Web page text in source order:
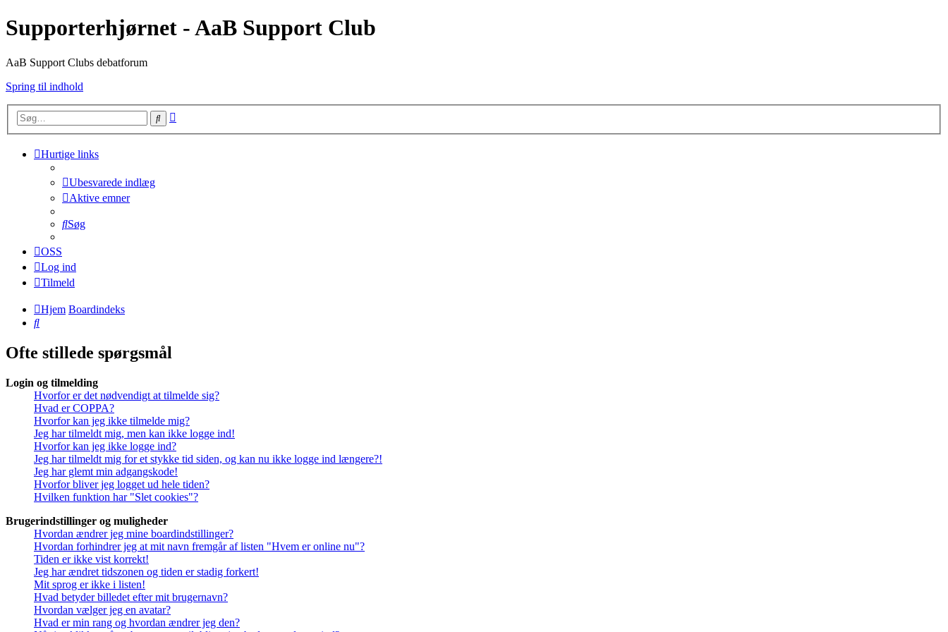
Supporterhjørnet - AaB Support Club
AaB Support Clubs debatforum
Spring til indhold
Søg
Hurtige links
Ubesvarede indlæg
Aktive emner
Søg
OSS
Log ind
Tilmeld
Hjem Boardindeks
Søg
Ofte stillede spørgsmål
Login og tilmelding
Hvorfor er det nødvendigt at tilmelde sig?
Hvad er COPPA?
Hvorfor kan jeg ikke tilmelde mig?
Jeg har tilmeldt mig, men kan ikke logge ind!
Hvorfor kan jeg ikke logge ind?
Jeg har tilmeldt mig for et stykke tid siden, og kan nu ikke logge ind længere?!
Jeg har glemt min adgangskode!
Hvorfor bliver jeg logget ud hele tiden?
Hvilken funktion har "Slet cookies"?
Brugerindstillinger og muligheder
Hvordan ændrer jeg mine boardindstillinger?
Hvordan forhindrer jeg at mit navn fremgår af listen "Hvem er online nu"?
Tiden er ikke vist korrekt!
Jeg har ændret tidszonen og tiden er stadig forkert!
Mit sprog er ikke i listen!
Hvad betyder billedet efter mit brugernavn?
Hvordan vælger jeg en avatar?
Hvad er min rang og hvordan ændrer jeg den?